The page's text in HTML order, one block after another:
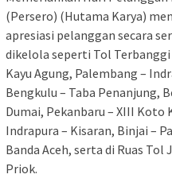
(Persero) (Hutama Karya)
apresiasi pelanggan secara
dikelola seperti Tol Terbanggi
Kayu Agung, Palembang –
Bengkulu – Taba Penanjung,
Dumai, Pekanbaru – XIII Koto
Indrapura – Kisaran, Binjai –
Banda Aceh, serta di Ruas Tol
Priok.